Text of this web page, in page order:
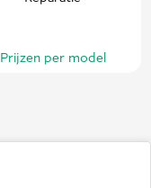
Prijzen per model